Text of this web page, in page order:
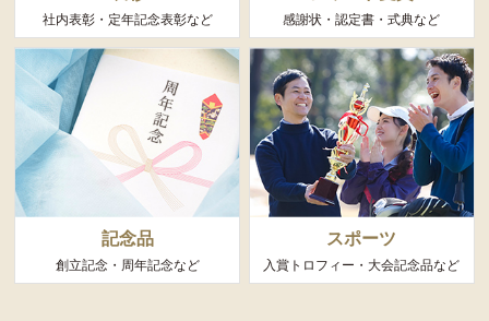
社内表彰・定年記念表彰など 感謝状・認定書・式典など
記念品
創立記念・周年記念など
スポーツ
入賞トロフィー・大会記念品など